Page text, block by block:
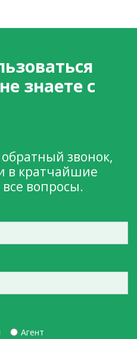
знаете с
звонок,
в кратчайшие
вопросы.
Агент